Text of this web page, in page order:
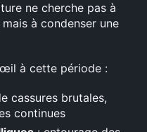
ne cherche pas à
à condenser une
à cette période :
cassures brutales,
continues